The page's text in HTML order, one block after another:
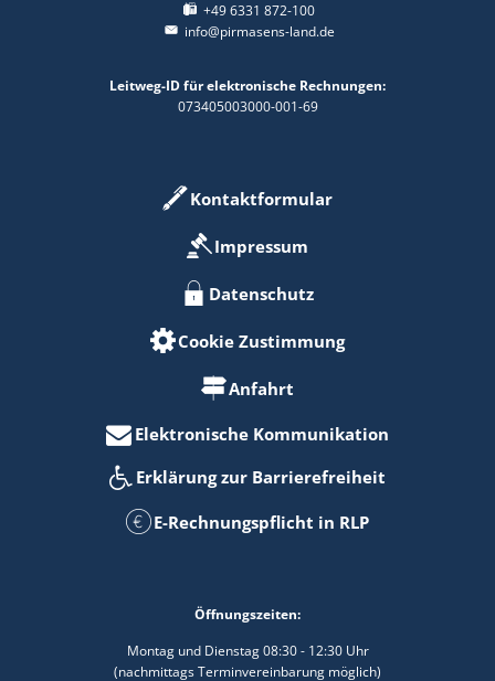
+49 6331 872-100
info@pirmasens-land.de
Leitweg-ID für elektronische Rechnungen:
073405003000-001-69
Kontaktformular
Impressum
Datenschutz
Cookie Zustimmung
Anfahrt
Elektronische Kommunikation
Erklärung zur Barrierefreiheit
E-Rechnungspflicht in RLP
Öffnungszeiten:
Montag und Dienstag 08:30 - 12:30 Uhr
(nachmittags Terminvereinbarung möglich)